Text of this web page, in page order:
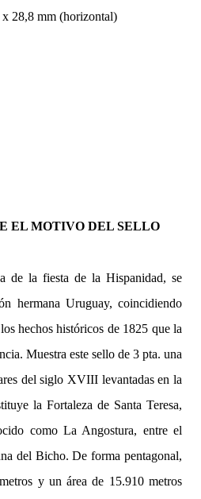
28,8 mm (horizontal)
EL MOTIVO DEL SELLO
de la fiesta de la Hispanidad, se
hermana Uruguay, coincidiendo
hechos históricos de 1825 que la
Muestra este sello de 3 pta. una
del siglo XVIII levantadas en la
la Fortaleza de Santa Teresa,
como La Angostura, entre el
del Bicho. De forma pentagonal,
y un área de 15.910 metros